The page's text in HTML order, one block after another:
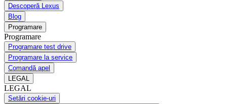
Descoperă Lexus
Blog
Programare
Programare
Programare test drive
Programare la service
Comandă apel
LEGAL
LEGAL
Setări cookie-uri